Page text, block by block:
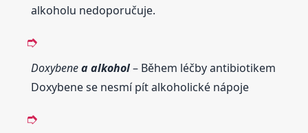
alkoholu nedoporučuje.
Doxybenea alkohol– Během léčby antibiotikem
Doxybene se nesmí pít alkoholické nápoje